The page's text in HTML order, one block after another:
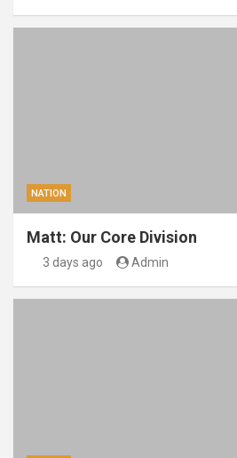
NATION
Matt: Our Core Division
3 days ago Admin